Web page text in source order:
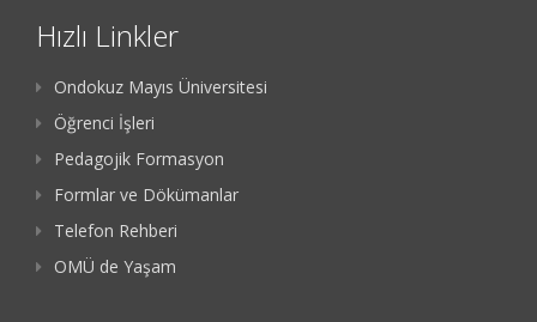
Hızlı Linkler
Ondokuz Mayıs Üniversitesi
Öğrenci İşleri
Pedagojik Formasyon
Formlar ve Dökümanlar
Telefon Rehberi
OMÜ de Yaşam